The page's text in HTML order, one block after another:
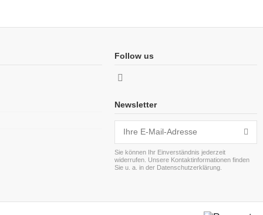
Follow us
Newsletter
Sie können Ihr Einverständnis jederzeit
widerrufen. Unsere Kontaktinformationen finden
Sie u. a. in der Datenschutzerklärung.